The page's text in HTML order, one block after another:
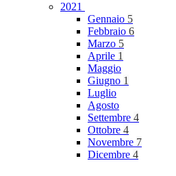
2021
Gennaio 5
Febbraio 6
Marzo 5
Aprile 1
Maggio
Giugno 1
Luglio
Agosto
Settembre 4
Ottobre 4
Novembre 7
Dicembre 4